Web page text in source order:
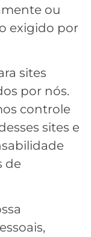
ou
exigido por
sites
por nós.
controle
sites e
de